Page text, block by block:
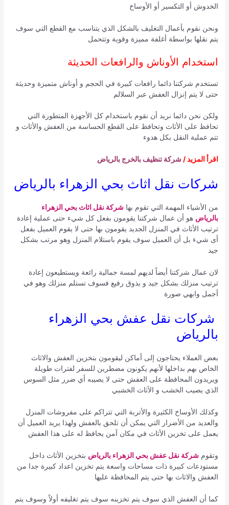
الخدوش أو التكسير أو الأوساخ
ونحن نقوم بأعمال التغليف بالشكل الذي يتناسب مع القطع التي سوف
يتم نقلها بواسطة أغلفة مميزة وقوية وتتحمل
استخدام الأوناش والرافعات الحديثة
تستخدم شركتنا دائما رافعات كبيرة في الحجم و أوناش متميزة وحديثة
حتى لا يتم إنزال العفش عبر السلالم
ولكن نحن دائما نريد أن نقوم باستخدام كل الأجهزة المتطورة التي
تحافظ على الأثاث وتحافظ على القطع الحساسة من العفش والأثاث و
تتم عملية النقل بكل هدوء
اقرأ المزيد /شركة تنظيف بالخرج بالرياض
شركات نقل اثاث بحي الزهراء بالرياض
من الأشياء المهمة التي تقوم بهاشركة نقل اثاث بحي الزهراء
بالرياض هو أن عمال شركتنا يقومون بفعل كل شيء حتى عملية إعادة
ترتيب الأثاث في المنزل الجديد يقومون بها حتى لا يقوم العميل بفعل
أى شيء بل أن العميل سوف يقوم باستلام المنزل وهو مرتب بشكل
جيد
لان عمال شركتنا أيضاً لديهم لمسة جمالية رائعة ويستطيعون إعادة
ترتيب منزلك بشكل جيد و بذوق رفيع فسوف تستلم منزلك وهو في
أجمل وابهي صورة
شركات نقل عفش بحي الزهراء
بالرياض
بعض العملاء يحتاجون إلى أماكن ليقومون بتخزين العفش والاثاث
الخاص بهم بداخلها لأنهم يكونون مضطرين للسفر لفترات طويلة
ويريدون المحافظة على العفش حتى لا يصيبه أي ضرر مثل السوس
الذي يصيب الخشب و الأثاث الخشبي
وكذلك الأوساخ الكثيرة والأتربة التي تتراكم على مفروشات المنزل
والعديد من الأضرار التي يمكن أن تلحق بالعفش ولهذا يريد العميل أن
يعمل على تخزين الأثاث في مكان آمن يحافظ له على هذا العفش
وتقومشركة نقل عفش بحي الزهراء بالرياض بتخزين الأثاث داخل
مستودعات كبيرة ذات مساحات واسعة يتم تخزين اعداد كبيرة جدا من
العفش والاثاث بها حتى يتم المحافظة عليها
كما أن العفش الذي سوف يتم تخزينه سوف يتم تغليفه أولاً وسوف يتم